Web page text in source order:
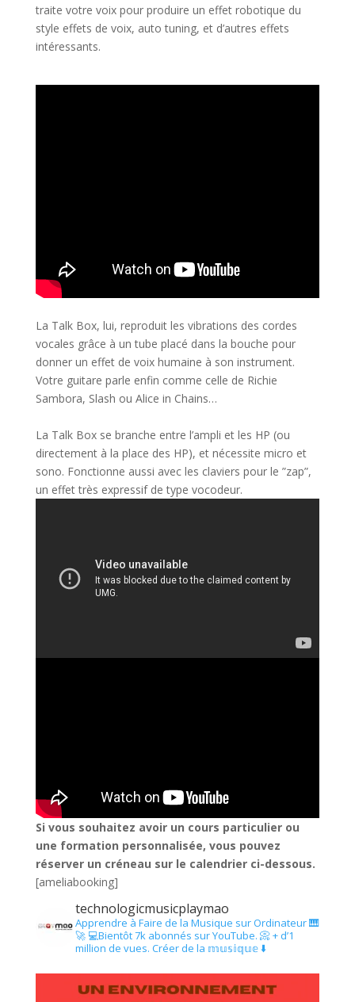
traite votre voix pour produire un effet robotique du
style effets de voix, auto tuning, et d’autres effets
intéressants.
La Talk Box, lui, reproduit les vibrations des cordes
vocales grâce à un tube placé dans la bouche pour
donner un effet de voix humaine à son instrument.
Votre guitare parle enfin comme celle de Richie
Sambora, Slash ou Alice in Chains…
La Talk Box se branche entre l’ampli et les HP (ou
directement à la place des HP), et nécessite micro et
sono. Fonctionne aussi avec les claviers pour le ”zap”,
un effet très expressif de type vocodeur.
Si vous souhaitez avoir un cours particulier ou
une formation personnalisée, vous pouvez
réserver un créneau sur le calendrier ci-dessous.
[ameliabooking]
technologicmusicplaymao
Apprendre à Faire de la Musique sur Ordinateur 🎹
🚀 💻Bientôt 7k abonnés sur YouTube. 📀 + d’1
million de vues. Créer de la 𝕞𝕦𝕤𝕚𝕢𝕦𝕖 ⬇️